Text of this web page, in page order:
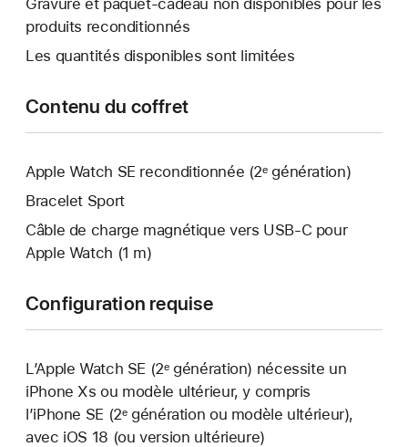
Gravure et paquet-cadeau non disponibles pour les
produits reconditionnés
Les quantités disponibles sont limitées
Contenu du coffret
Apple Watch SE reconditionnée (2ᵉ génération)
Bracelet Sport
Câble de charge magnétique vers USB‑C pour
Apple Watch (1 m)
Configuration requise
L’Apple Watch SE (2ᵉ génération) nécessite un
iPhone Xs ou modèle ultérieur, y compris
l’iPhone SE (2ᵉ génération ou modèle ultérieur),
avec iOS 18 (ou version ultérieure)